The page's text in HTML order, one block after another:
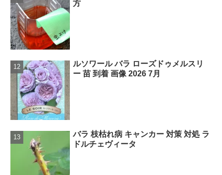
方
ルソワール バラ ローズドゥメルスリ
ー 苗 到着 画像 2026 7月
バラ 枝枯れ病 キャンカー 対策 対処 ラ
ドルチェヴィータ